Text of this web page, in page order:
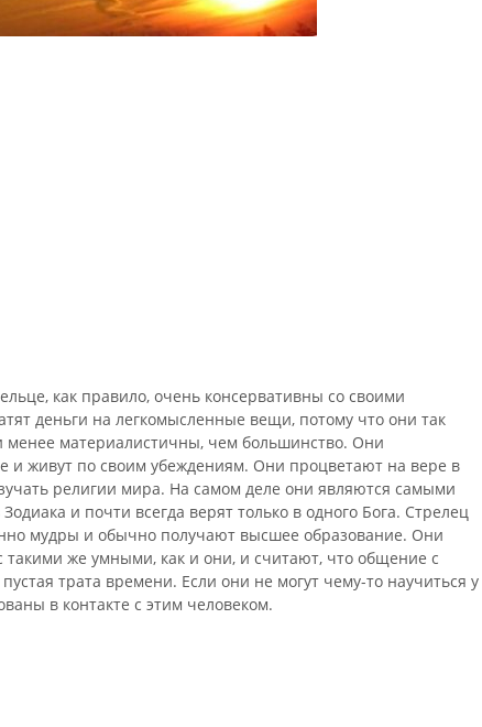
как правило, очень консервативны со своими
деньги на легкомысленные вещи, потому что они так
материалистичны, чем большинство. Они
и живут по своим убеждениям. Они процветают на вере в
религии мира. На самом деле они являются самыми
и почти всегда верят только в одного Бога. Стрелец
мудры и обычно получают высшее образование. Они
такими же умными, как и они, и считают, что общение с
трата времени. Если они не могут чему-то научиться у
в контакте с этим человеком.